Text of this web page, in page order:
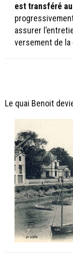
est transféré
assurer
versement de
Le quai Benoit